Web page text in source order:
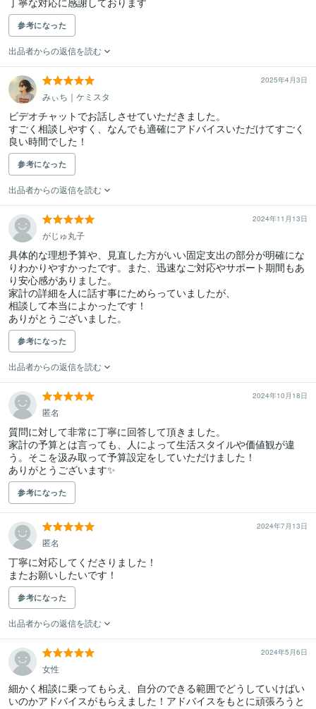
参考になった
出品者からの返信を読む
2025年4月3日
みぃち｜ケミスタ
ビデオチャットでお話しさせていただきました。
すごく相談しやすく、なんでも適確にアドバイスいただけてすごく
良い時間でした！
参考になった
出品者からの返信を読む
2024年11月13日
がじゅ丸子
具体的な理想予算や、見直した方がいい固定支出の部分が明確にな
りわかりやすかったです。また、迅速なご対応やサポート期間もあ
り安心感がありました。
家計の詳細を人に話す事にためらっていましたが、
相談して本当によかったです！
参考になった
出品者からの返信を読む
2024年10月18日
匿名
質問に対して非常に丁寧に回答して頂きました。
家計の予算とは言っても、人によって生活スタイルや価値観が違
う。そこを汲み取って予算設定をしていただけました！
ありがとうございます✨
参考になった
2024年7月13日
匿名
丁寧に対応してくださりました！
またお願いしたいです！
参考になった
出品者からの返信を読む
2024年5月6日
女性
細かく相談に乗ってもらえ、自分のできる範囲でどうしていけばい
いのかアドバイスがもらえました！アドバイスをもとに頑張ろうと